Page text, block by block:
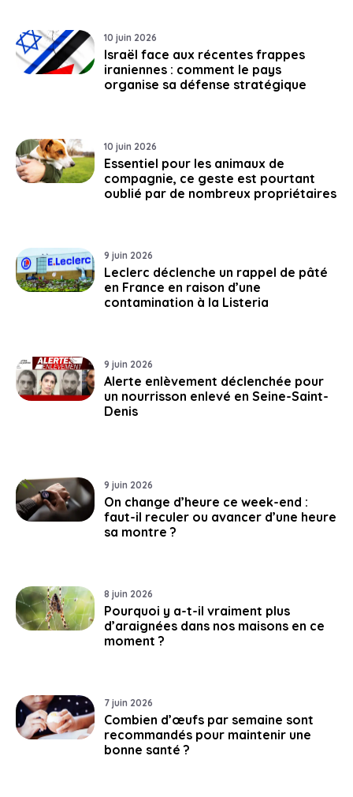
10 juin 2026
Israël face aux récentes frappes
iraniennes : comment le pays
organise sa défense stratégique
10 juin 2026
Essentiel pour les animaux de
compagnie, ce geste est pourtant
oublié par de nombreux propriétaires
9 juin 2026
Leclerc déclenche un rappel de pâté
en France en raison d’une
contamination à la Listeria
9 juin 2026
Alerte enlèvement déclenchée pour
un nourrisson enlevé en Seine-Saint-
Denis
9 juin 2026
On change d’heure ce week-end :
faut-il reculer ou avancer d’une heure
sa montre ?
8 juin 2026
Pourquoi y a-t-il vraiment plus
d’araignées dans nos maisons en ce
moment ?
7 juin 2026
Combien d’œufs par semaine sont
recommandés pour maintenir une
bonne santé ?